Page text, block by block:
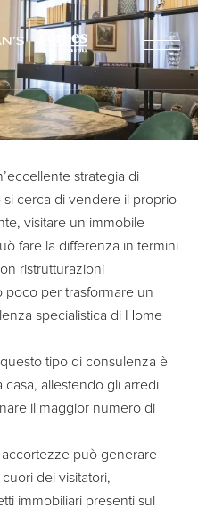
strategia di
cerca di vendere il proprio
visitare un immobile
fare la differenza in termini
ristrutturazioni
per trasformare un
specialistica di Home
tipo di consulenza è
casa, allestendo gli arredi
il maggior numero di
può generare
dei visitatori,
immobiliari presenti sul